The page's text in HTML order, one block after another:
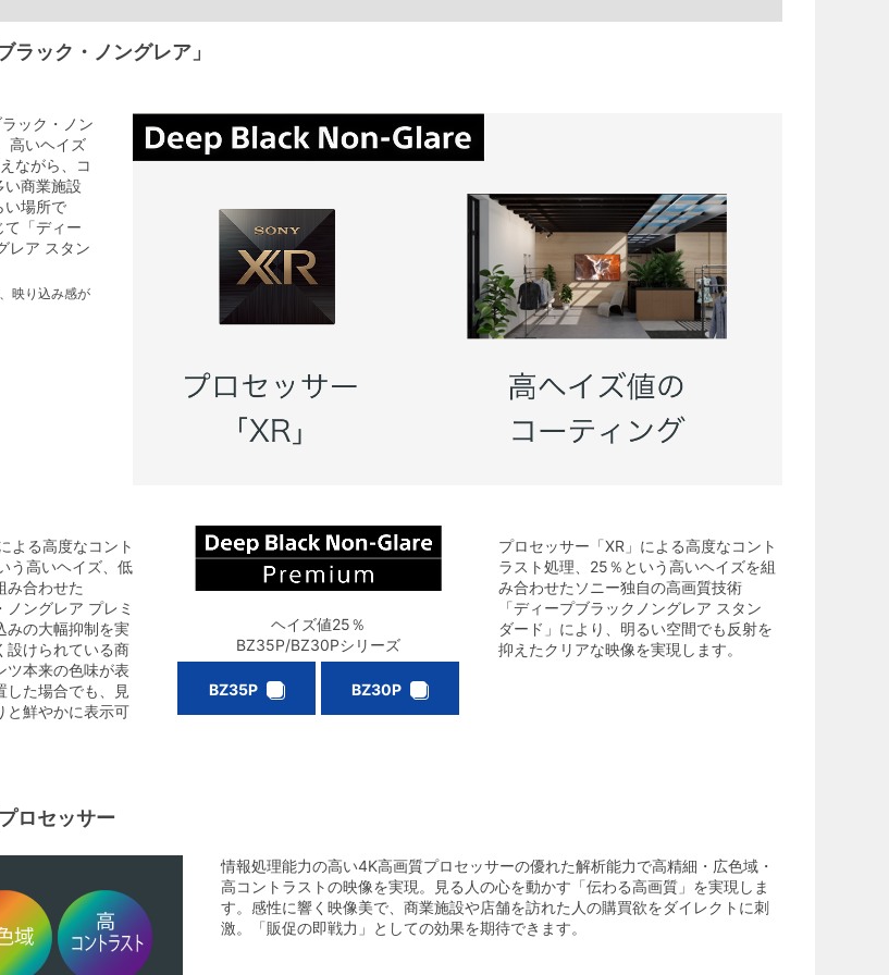
ック・ノングレア」
ック・ノン
高いヘイズ
ながら、コ
い商業施設
い場所で
て「ディー
レア スタン
映り込み感が
よる高度なコント
う高いヘイズ、低
み合わせた
ノングレア プレミ
みの大幅抑制を実
設けられている商
ツ本来の色味が表
した場合でも、見
と鮮やかに表示可
ヘイズ値25％
BZ35P/BZ30Pシリーズ
BZ35P BZ30P
プロセッサー「XR」による高度なコント
ラスト処理、25％という高いヘイズを組
み合わせたソニー独自の高画質技術
「ディープブラックノングレア スタン
ダード」により、明るい空間でも反射を
抑えたクリアな映像を実現します。
ロセッサー
情報処理能力の高い4K高画質プロセッサーの優れた解析能力で高精細・広色域・
高コントラストの映像を実現。見る人の心を動かす「伝わる高画質」を実現しま
す。感性に響く映像美で、商業施設や店舗を訪れた人の購買欲をダイレクトに刺
激。「販促の即戦力」としての効果を期待できます。